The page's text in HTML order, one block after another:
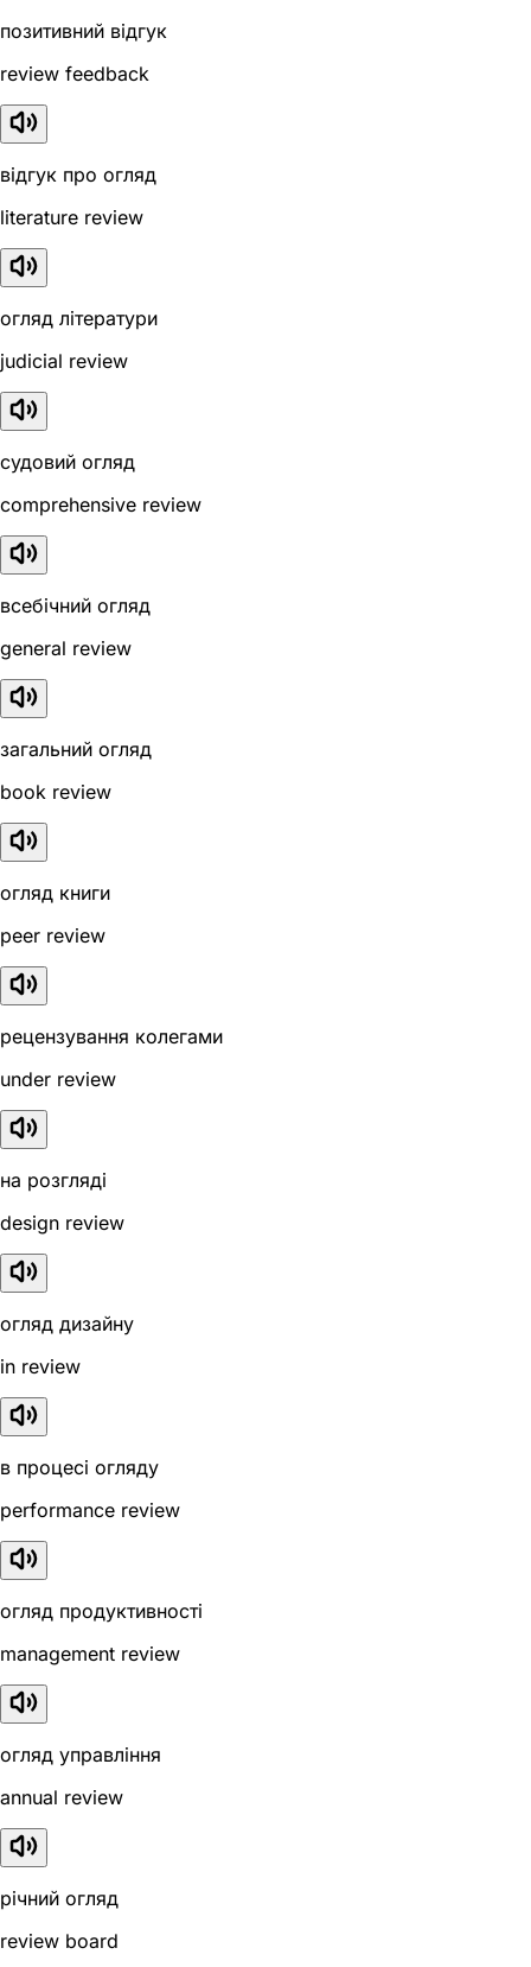
позитивний відгук
review feedback
відгук про огляд
literature review
огляд літератури
judicial review
судовий огляд
comprehensive review
всебічний огляд
general review
загальний огляд
book review
огляд книги
peer review
рецензування колегами
under review
на розгляді
design review
огляд дизайну
in review
в процесі огляду
performance review
огляд продуктивності
management review
огляд управління
annual review
річний огляд
review board